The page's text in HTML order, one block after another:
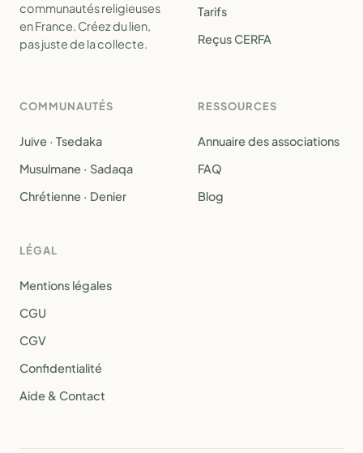
communautés religieuses
en France. Créez du lien,
pas juste de la collecte.
Tarifs
Reçus CERFA
COMMUNAUTÉS
Juive · Tsedaka
Musulmane · Sadaqa
Chrétienne · Denier
RESSOURCES
Annuaire des associations
FAQ
Blog
LÉGAL
Mentions légales
CGU
CGV
Confidentialité
Aide & Contact